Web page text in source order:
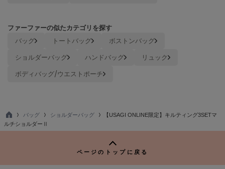
ファーファーの似たカテゴリを探す
バッグ トートバッグ
ボストンバッグ
ショルダーバッグ
ハンドバッグ
リュック
ボディバッグ/ウエストポーチ
TO
P
バッグ ショルダーバッグ
【USAGI ONLINE限定】キルティング3SETマ
ルチショルダーⅡ
ページのトップに戻る